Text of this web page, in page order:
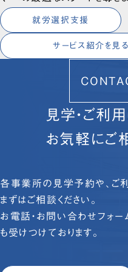
就労選択支援
サービス紹介を見る
見学・ご利
お気軽にご
各事業所の見学予約や、ご
まずはご相談ください。
お電話・お問い合わせフォ
も受けつけております。